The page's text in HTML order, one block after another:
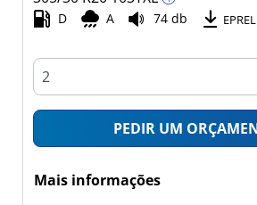
Comercial (0)
Esvaziamento limitado
Runflat (2)
Sem esvaziamento
D A 74 db EPREL
PEDIR UM
Mais informações